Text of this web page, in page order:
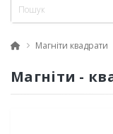
Магніти квадрати
Магніти -